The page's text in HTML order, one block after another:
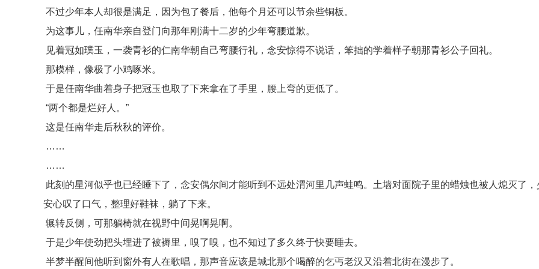
不过少年本人却很是满足，因为包了餐后，他每个月还可以节余些铜板。
为这事儿，任南华亲自登门向那年刚满十二岁的少年弯腰道歉。
见着冠如璞玉，一袭青衫的仁南华朝自己弯腰行礼，念安惊得不说话，笨拙的学着样子朝那青衫公子回礼。
那模样，像极了小鸡啄米。
于是任南华曲着身子把冠玉也取了下来拿在了手里，腰上弯的更低了。
“两个都是烂好人。”
这是任南华走后秋秋的评价。
……
……
此刻的星河似乎也已经睡下了，念安偶尔间才能听到不远处渭河里几声蛙鸣。土墙对面院子里的蜡烛也被人熄灭了，
安心叹了口气，整理好鞋袜，躺了下来。
辗转反侧，可那躺椅就在视野中间晃啊晃啊。
于是少年使劲把头埋进了被褥里，嗅了嗅，也不知过了多久终于快要睡去。
半梦半醒间他听到窗外有人在歌唱，那声音应该是城北那个喝醉的乞丐老汉又沿着北街在漫步了。